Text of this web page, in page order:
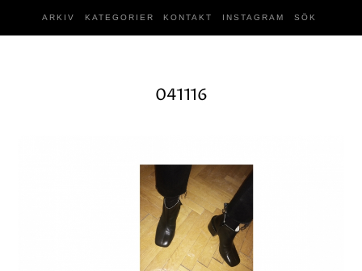
ARKIV KATEGORIER KONTAKT INSTAGRAM SÖK
041116